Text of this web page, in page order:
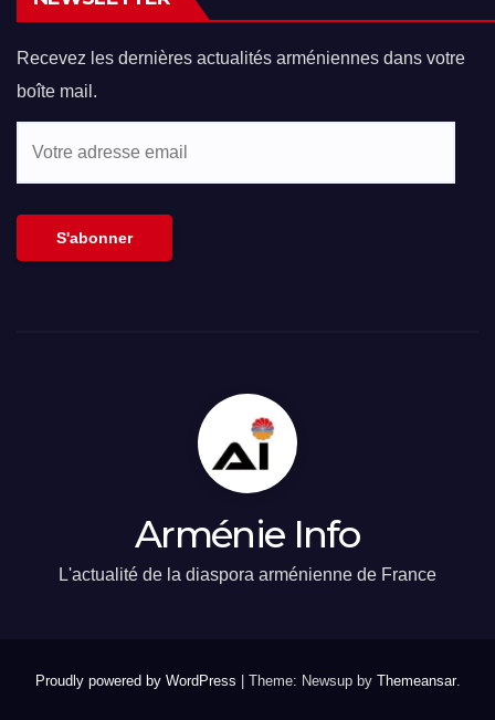
Recevez les dernières actualités arméniennes dans votre
boîte mail.
S'abonner
Arménie Info
L'actualité de la diaspora arménienne de France
Proudly powered by WordPress Theme: Newsup by Themeansar.